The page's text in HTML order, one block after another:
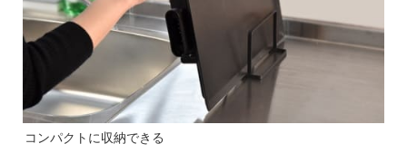
コンパクトに収納できる